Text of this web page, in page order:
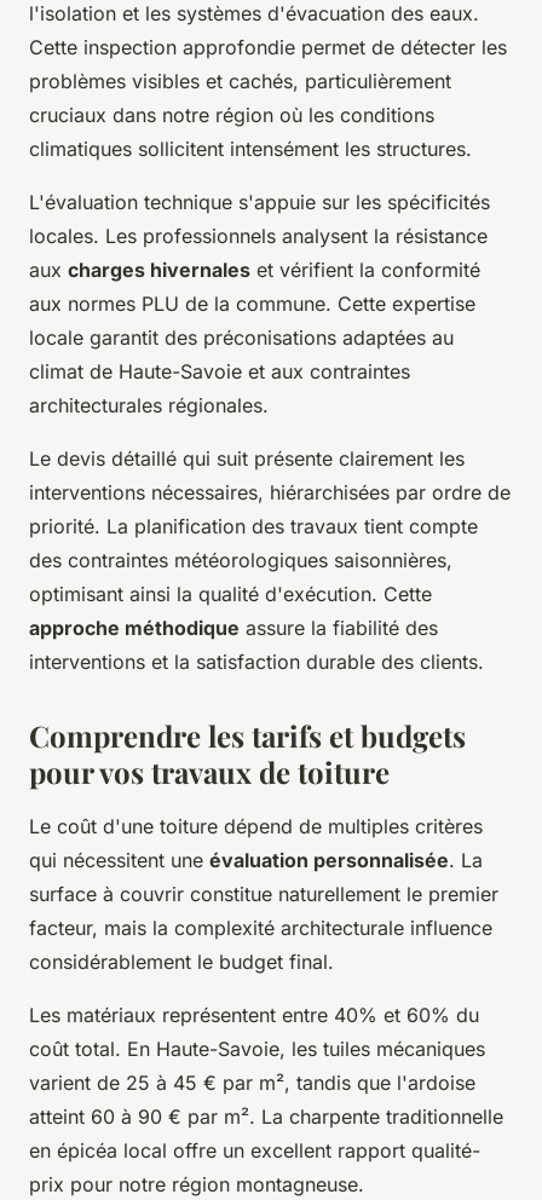
l'isolation et les systèmes d'évacuation des eaux.
Cette inspection approfondie permet de détecter les
problèmes visibles et cachés, particulièrement
cruciaux dans notre région où les conditions
climatiques sollicitent intensément les structures.
L'évaluation technique s'appuie sur les spécificités
locales. Les professionnels analysent la résistance
aux charges hivernales et vérifient la conformité
aux normes PLU de la commune. Cette expertise
locale garantit des préconisations adaptées au
climat de Haute-Savoie et aux contraintes
architecturales régionales.
Le devis détaillé qui suit présente clairement les
interventions nécessaires, hiérarchisées par ordre de
priorité. La planification des travaux tient compte
des contraintes météorologiques saisonnières,
optimisant ainsi la qualité d'exécution. Cette
approche méthodique assure la fiabilité des
interventions et la satisfaction durable des clients.
Comprendre les tarifs et budgets
pour vos travaux de toiture
Le coût d'une toiture dépend de multiples critères
qui nécessitent une évaluation personnalisée. La
surface à couvrir constitue naturellement le premier
facteur, mais la complexité architecturale influence
considérablement le budget final.
Les matériaux représentent entre 40% et 60% du
coût total. En Haute-Savoie, les tuiles mécaniques
varient de 25 à 45 € par m², tandis que l'ardoise
atteint 60 à 90 € par m². La charpente traditionnelle
en épicéa local offre un excellent rapport qualité-
prix pour notre région montagneuse.